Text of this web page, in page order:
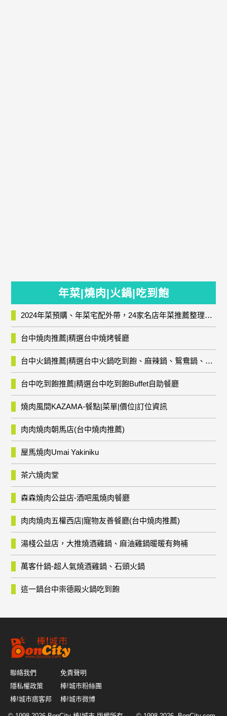
年菜|燒肉|火鍋|吃到飽
2024年菜預購、年菜宅配外帶，24家名店年菜推薦整理，圍爐輕鬆上菜團圓趣
台中燒肉推薦|精選台中燒烤餐廳
台中火鍋推薦|精選台中火鍋吃到飽、麻辣鍋、鴛鴦鍋、石頭火鍋、酸菜白肉鍋、海鮮鍋、燒酒雞、麻油雞、壽喜燒等熱門人氣火鍋店!
台中吃到飽推薦|精選台中吃到飽Buffet自助餐廳
燒肉風間KAZAMA-餐點|菜單|價位|訂位資訊
肉肉燒肉朝馬店(台中燒肉推薦)
屋馬燒肉Umai Yakiniku
茶六燒肉堂
森森燒肉公益店-酒吧風燒肉餐廳
肉肉燒肉五權西店|寵物友善餐廳(台中燒肉推薦)
湯棧公益店，大推燒酒雞鍋、麻油雞鍋暖暖有夠補
萬客什鍋-超人氣燒酒雞鍋、石頭火鍋
這一鍋台中崇德殿火鍋吃到飽
聯絡我們
免責聲明
隱私權政策
棒!城市粉絲團
棒!城市痞客邦
棒!城市微博